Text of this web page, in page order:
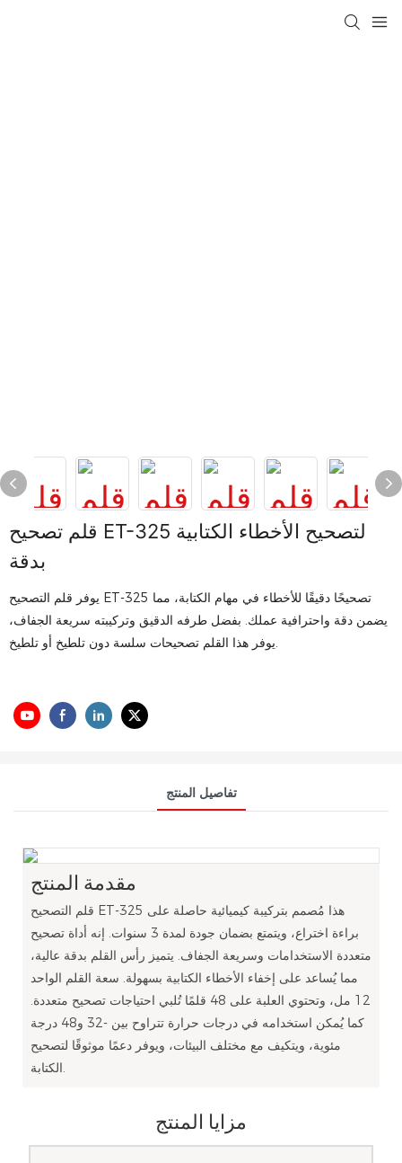
قلم تصحيح ET-325 لتصحيح الأخطاء الكتابية
بدقة
يوفر قلم التصحيح ET-325 تصحيحًا دقيقًا للأخطاء في مهام الكتابة، مما
يضمن دقة واحترافية عملك. بفضل طرفه الدقيق وتركيبته سريعة الجفاف،
يوفر هذا القلم تصحيحات سلسة دون تلطيخ أو تلطيخ.
تفاصيل المنتج
مقدمة المنتج
قلم التصحيح ET-325 هذا مُصمم بتركيبة كيميائية حاصلة على
براءة اختراع، ويتمتع بضمان جودة لمدة 3 سنوات. إنه أداة تصحيح
متعددة الاستخدامات وسريعة الجفاف. يتميز رأس القلم بدقة عالية،
مما يُساعد على إخفاء الأخطاء الكتابية بسهولة. سعة القلم الواحد
12 مل، وتحتوي العلبة على 48 قلمًا تُلبي احتياجات تصحيح متعددة.
كما يُمكن استخدامه في درجات حرارة تتراوح بين -32 و48 درجة
مئوية، ويتكيف مع مختلف البيئات، ويوفر دعمًا موثوقًا لتصحيح
الكتابة.
مزايا المنتج